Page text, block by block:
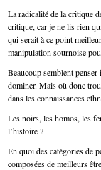
La radicalité de la critique
critique, car je ne lis rien
qui serait à ce point
manipulation sournoise
Beaucoup semblent
dominer. Mais où donc
dans les connaissances
Les noirs, les homos, les
l’histoire ?
En quoi des catégories de
composées de meilleurs